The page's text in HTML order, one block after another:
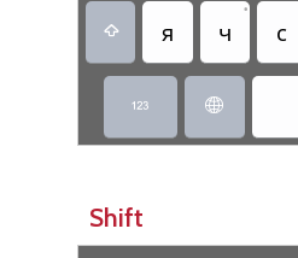
 я ч
•
с
 
Shift